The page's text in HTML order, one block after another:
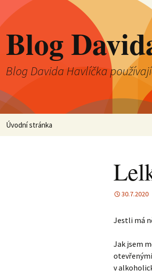
Blog
Blog Davida Havlíčka
Přejít
Úvodní stránka
30.7.2020
Jestli má
Jak jsem
v